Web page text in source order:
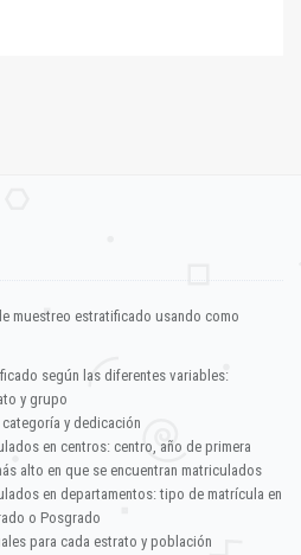
muestreo estratificado usando como
según las diferentes variables:
y grupo
categoría y dedicación
en centros: centro, año de primera
alto en que se encuentran matriculados
en departamentos: tipo de matrícula en
o Posgrado
para cada estrato y población